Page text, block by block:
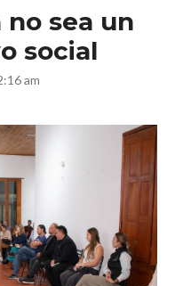
sea un
social
am